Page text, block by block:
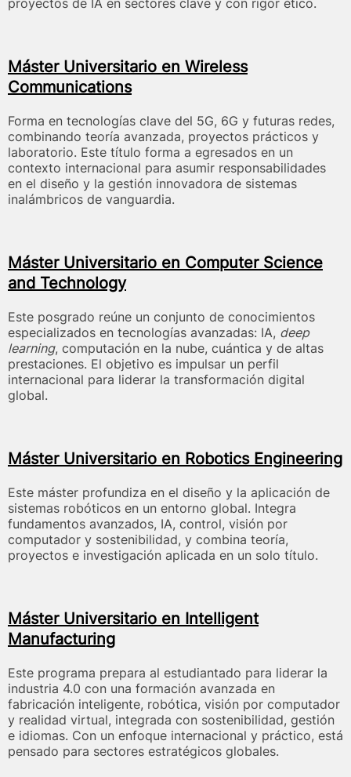
Máster Universitario en Wireless
Communications
Forma en tecnologías clave del 5G, 6G y futuras redes,
combinando teoría avanzada, proyectos prácticos y
laboratorio. Este título forma a egresados en un
contexto internacional para asumir responsabilidades
en el diseño y la gestión innovadora de sistemas
inalámbricos de vanguardia.
Máster Universitario en Computer Science
and Technology
Este posgrado reúne un conjunto de conocimientos
especializados en tecnologías avanzadas: IA, deep
learning, computación en la nube, cuántica y de altas
prestaciones. El objetivo es impulsar un perfil
internacional para liderar la transformación digital
global.
Máster Universitario en Robotics Engineering
Este máster profundiza en el diseño y la aplicación de
sistemas robóticos en un entorno global. Integra
fundamentos avanzados, IA, control, visión por
computador y sostenibilidad, y combina teoría,
proyectos e investigación aplicada en un solo título.
Máster Universitario en Intelligent
Manufacturing
Este programa prepara al estudiantado para liderar la
industria 4.0 con una formación avanzada en
fabricación inteligente, robótica, visión por computador
y realidad virtual, integrada con sostenibilidad, gestión
e idiomas. Con un enfoque internacional y práctico, está
pensado para sectores estratégicos globales.